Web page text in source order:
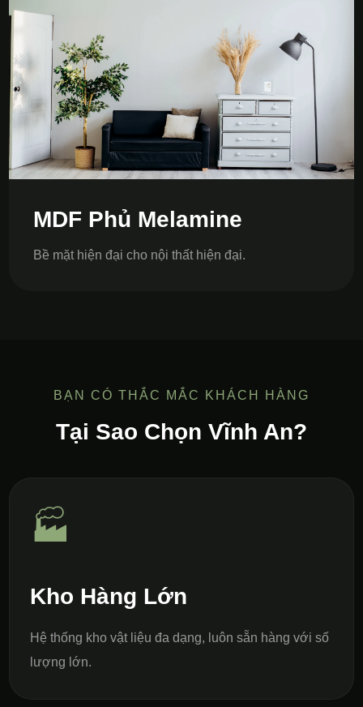
MDF Phủ Melamine
Bề mặt hiện đại cho nội thất hiện đại.
BẠN CÓ THẮC MẮC KHÁCH HÀNG
Tại Sao Chọn Vĩnh An?
🏭
Kho Hàng Lớn
Hệ thống kho vật liệu đa dạng, luôn sẵn hàng với số
lượng lớn.